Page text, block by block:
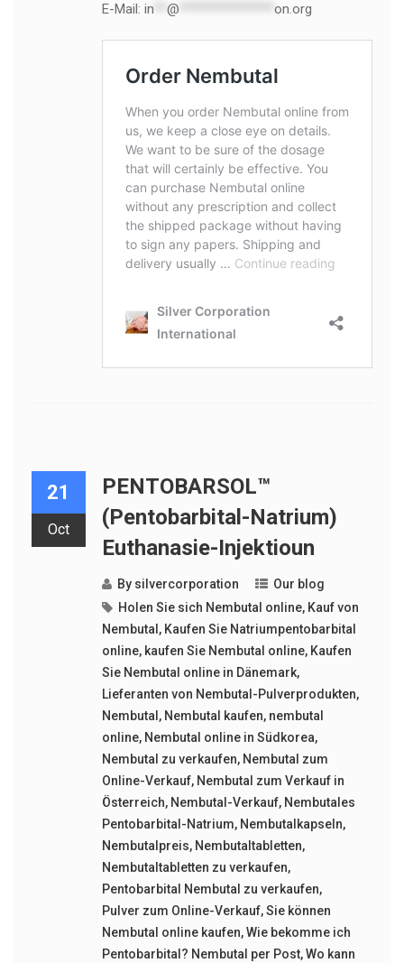
E-Mail: in @ on.org
21
Oct
PENTOBARSOL™
(Pentobarbital-Natrium)
Euthanasie-Injektioun
By silvercorporation
Our blog
Holen Sie sich Nembutal online, Kauf von
Nembutal , Kaufen Sie Natriumpentobarbital
online, kaufen Sie Nembutal online, Kaufen
Sie Nembutal online in Dänemark,
Lieferanten von Nembutal-Pulverprodukten,
Nembutal , Nembutal kaufen, nembutal
online, Nembutal online in Südkorea,
Nembutal zu verkaufen, Nembutal zum
Online-Verkauf, Nembutal zum Verkauf in
Österreich, Nembutal-Verkauf, Nembutales
Pentobarbital-Natrium, Nembutalkapseln,
Nembutalpreis, Nembutaltabletten,
Nembutaltabletten zu verkaufen,
Pentobarbital Nembutal zu verkaufen,
Pulver zum Online-Verkauf,Sie können
Nembutal online kaufen,Wie bekomme ich
Pentobarbital? Nembutal per Post,Wo kann